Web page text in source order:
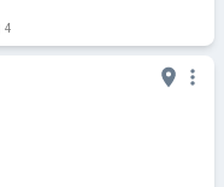
4